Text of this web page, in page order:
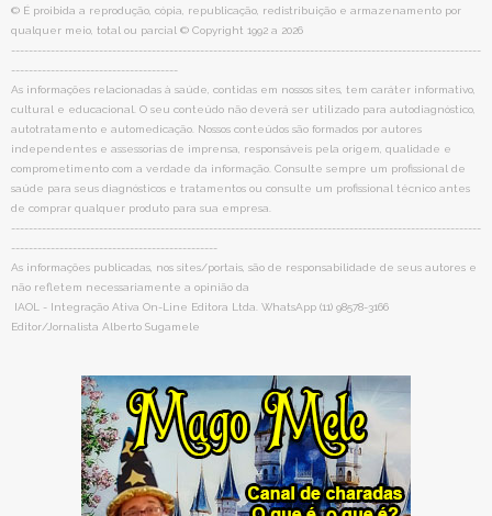
© É proibida a reprodução, cópia, republicação, redistribuição e armazenamento por
qualquer meio, total ou parcial © Copyright 1992 a 2026
-----------------------------------------------------------------------------------------------------------
--------------------------------------
As informações relacionadas à saúde, contidas em nossos sites, tem caráter informativo,
cultural e educacional. O seu conteúdo não deverá ser utilizado para autodiagnóstico,
autotratamento e automedicação. Nossos conteúdos são formados por autores
independentes e assessorias de imprensa, responsáveis pela origem, qualidade e
comprometimento com a verdade da informação. Consulte sempre um profissional de
saúde para seus diagnósticos e tratamentos ou consulte um profissional técnico antes
de comprar qualquer produto para sua empresa.
-----------------------------------------------------------------------------------------------------------
-----------------------------------------------
As informações publicadas, nos sites/portais, são de responsabilidade de seus autores e
não refletem necessariamente a opinião da
IAOL - Integração Ativa On-Line Editora Ltda. WhatsApp (11) 98578-3166
Editor/Jornalista Alberto Sugamele